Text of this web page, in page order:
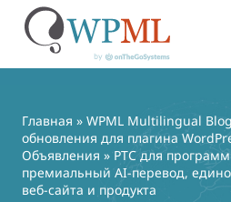
содержимому
Главная » WPML Multilingual
обновления для плагина
Объявления » PTC для
премиальный AI-перевод,
веб-сайта и продукта